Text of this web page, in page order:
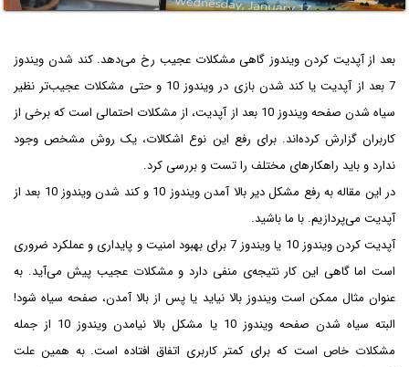
بعد از آپدیت کردن ویندوز گاهی مشکلات عجیب رخ می‌دهد. کند شدن ویندوز
7 بعد از آپدیت یا کند شدن بازی در ویندوز 10 و حتی مشکلات عجیب‌تر نظیر
سیاه شدن صفحه ویندوز 10 بعد از آپدیت، از مشکلات احتمالی است که برخی از
کاربران گزارش کرده‌اند. برای رفع این نوع اشکالات، یک روش مشخص وجود
ندارد و باید راهکارهای مختلف را تست و بررسی کرد.
در این مقاله به رفع مشکل دیر بالا آمدن ویندوز 10 و کند شدن ویندوز 10 بعد از
آپدیت می‌پردازیم. با ما باشید.
آپدیت کردن ویندوز 10 یا ویندوز 7 برای بهبود امنیت و پایداری و عملکرد ضروری
است اما گاهی این کار نتیجه‌ی منفی دارد و مشکلات عجیب پیش می‌آید. به
عنوان مثال ممکن است ویندوز بالا نیاید یا پس از بالا آمدن، صفحه سیاه شود!
البته سیاه شدن صفحه ویندوز 10 یا مشکل بالا نیامدن ویندوز 10 از جمله
مشکلات خاص است که برای کمتر کاربری اتفاق افتاده است. به همین علت